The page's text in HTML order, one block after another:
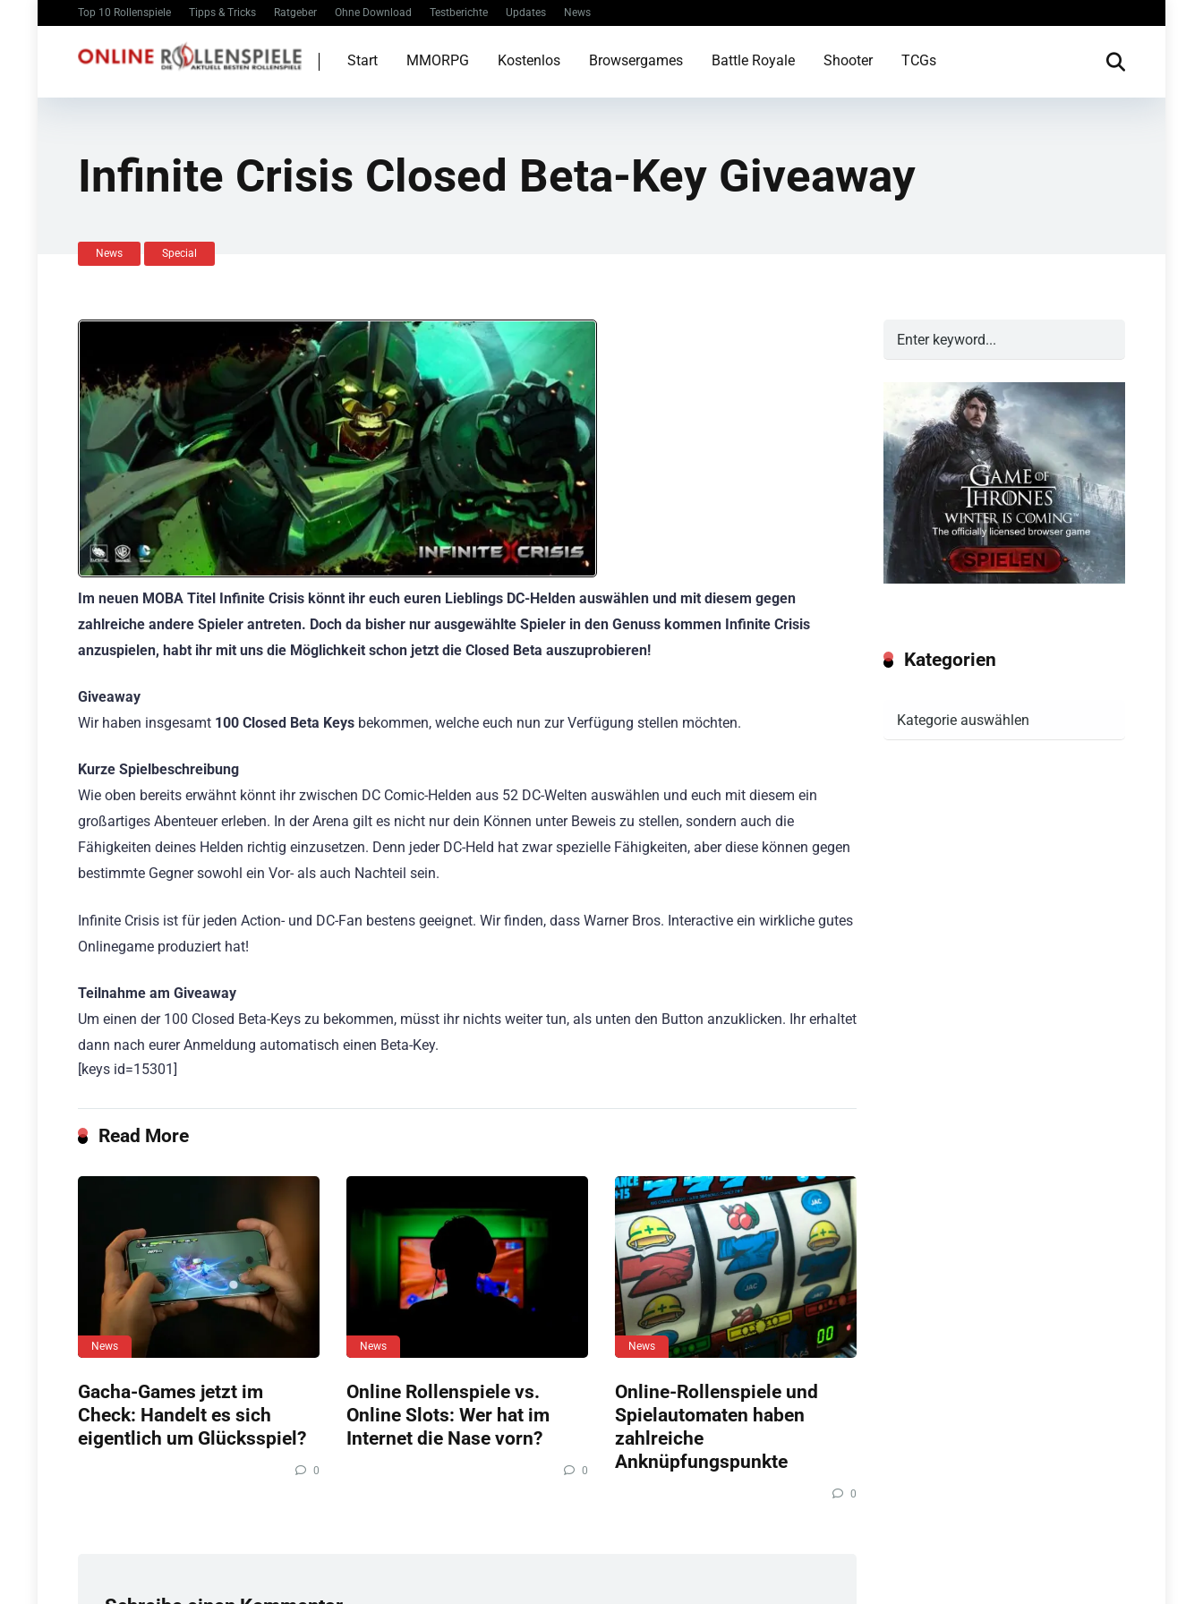
Top 10 Rollenspiele Tipps & Tricks Ratgeber Ohne Download Testberichte Updates News
Start MMORPG Kostenlos Browsergames Battle Royale Shooter TCGs
Infinite Crisis Closed Beta-Key Giveaway
News Special
Im neuen MOBA Titel Infinite Crisis könnt ihr euch euren Lieblings DC-Helden auswählen und mit diesem gegen
zahlreiche andere Spieler antreten. Doch da bisher nur ausgewählte Spieler in den Genuss kommen Infinite Crisis
anzuspielen, habt ihr mit uns die Möglichkeit schon jetzt die Closed Beta auszuprobieren!
Giveaway
Wir haben insgesamt 100 Closed Beta Keys bekommen, welche euch nun zur Verfügung stellen möchten.
Kurze Spielbeschreibung
Wie oben bereits erwähnt könnt ihr zwischen DC Comic-Helden aus 52 DC-Welten auswählen und euch mit diesem ein
großartiges Abenteuer erleben. In der Arena gilt es nicht nur dein Können unter Beweis zu stellen, sondern auch die
Fähigkeiten deines Helden richtig einzusetzen. Denn jeder DC-Held hat zwar spezielle Fähigkeiten, aber diese können gegen
bestimmte Gegner sowohl ein Vor- als auch Nachteil sein.
Infinite Crisis ist für jeden Action- und DC-Fan bestens geeignet. Wir finden, dass Warner Bros. Interactive ein wirkliche gutes
Onlinegame produziert hat!
Teilnahme am Giveaway
Um einen der 100 Closed Beta-Keys zu bekommen, müsst ihr nichts weiter tun, als unten den Button anzuklicken. Ihr erhaltet
dann nach eurer Anmeldung automatisch einen Beta-Key.
[keys id=15301]
Read More
News
Gacha-Games jetzt im
Check: Handelt es sich
eigentlich um Glücksspiel?
0
News
Online Rollenspiele vs.
Online Slots: Wer hat im
Internet die Nase vorn?
0
News
Online-Rollenspiele und
Spielautomaten haben
zahlreiche
Anknüpfungspunkte
0
Kategorien